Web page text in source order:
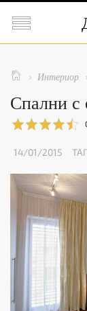

  Интериор 
Спални с
14/01/2015